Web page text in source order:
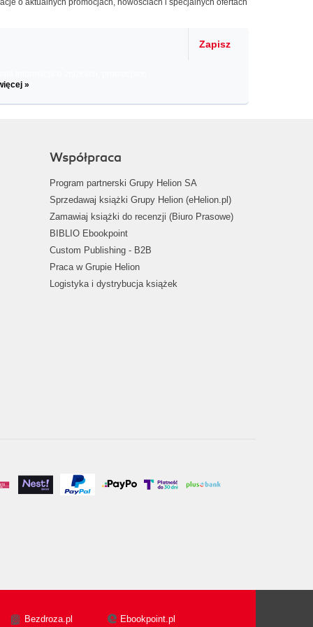
o aktualnych promocjach, nowościach i specjalnych ofertach
Zapisz
»
Współpraca
Program partnerski Grupy Helion SA
Sprzedawaj książki Grupy Helion (eHelion.pl)
Zamawiaj książki do recenzji (Biuro Prasowe)
BIBLIO Ebookpoint
Custom Publishing - B2B
Praca w Grupie Helion
Logistyka i dystrybucja książek
Bezdroza.pl Ebookpoint.pl